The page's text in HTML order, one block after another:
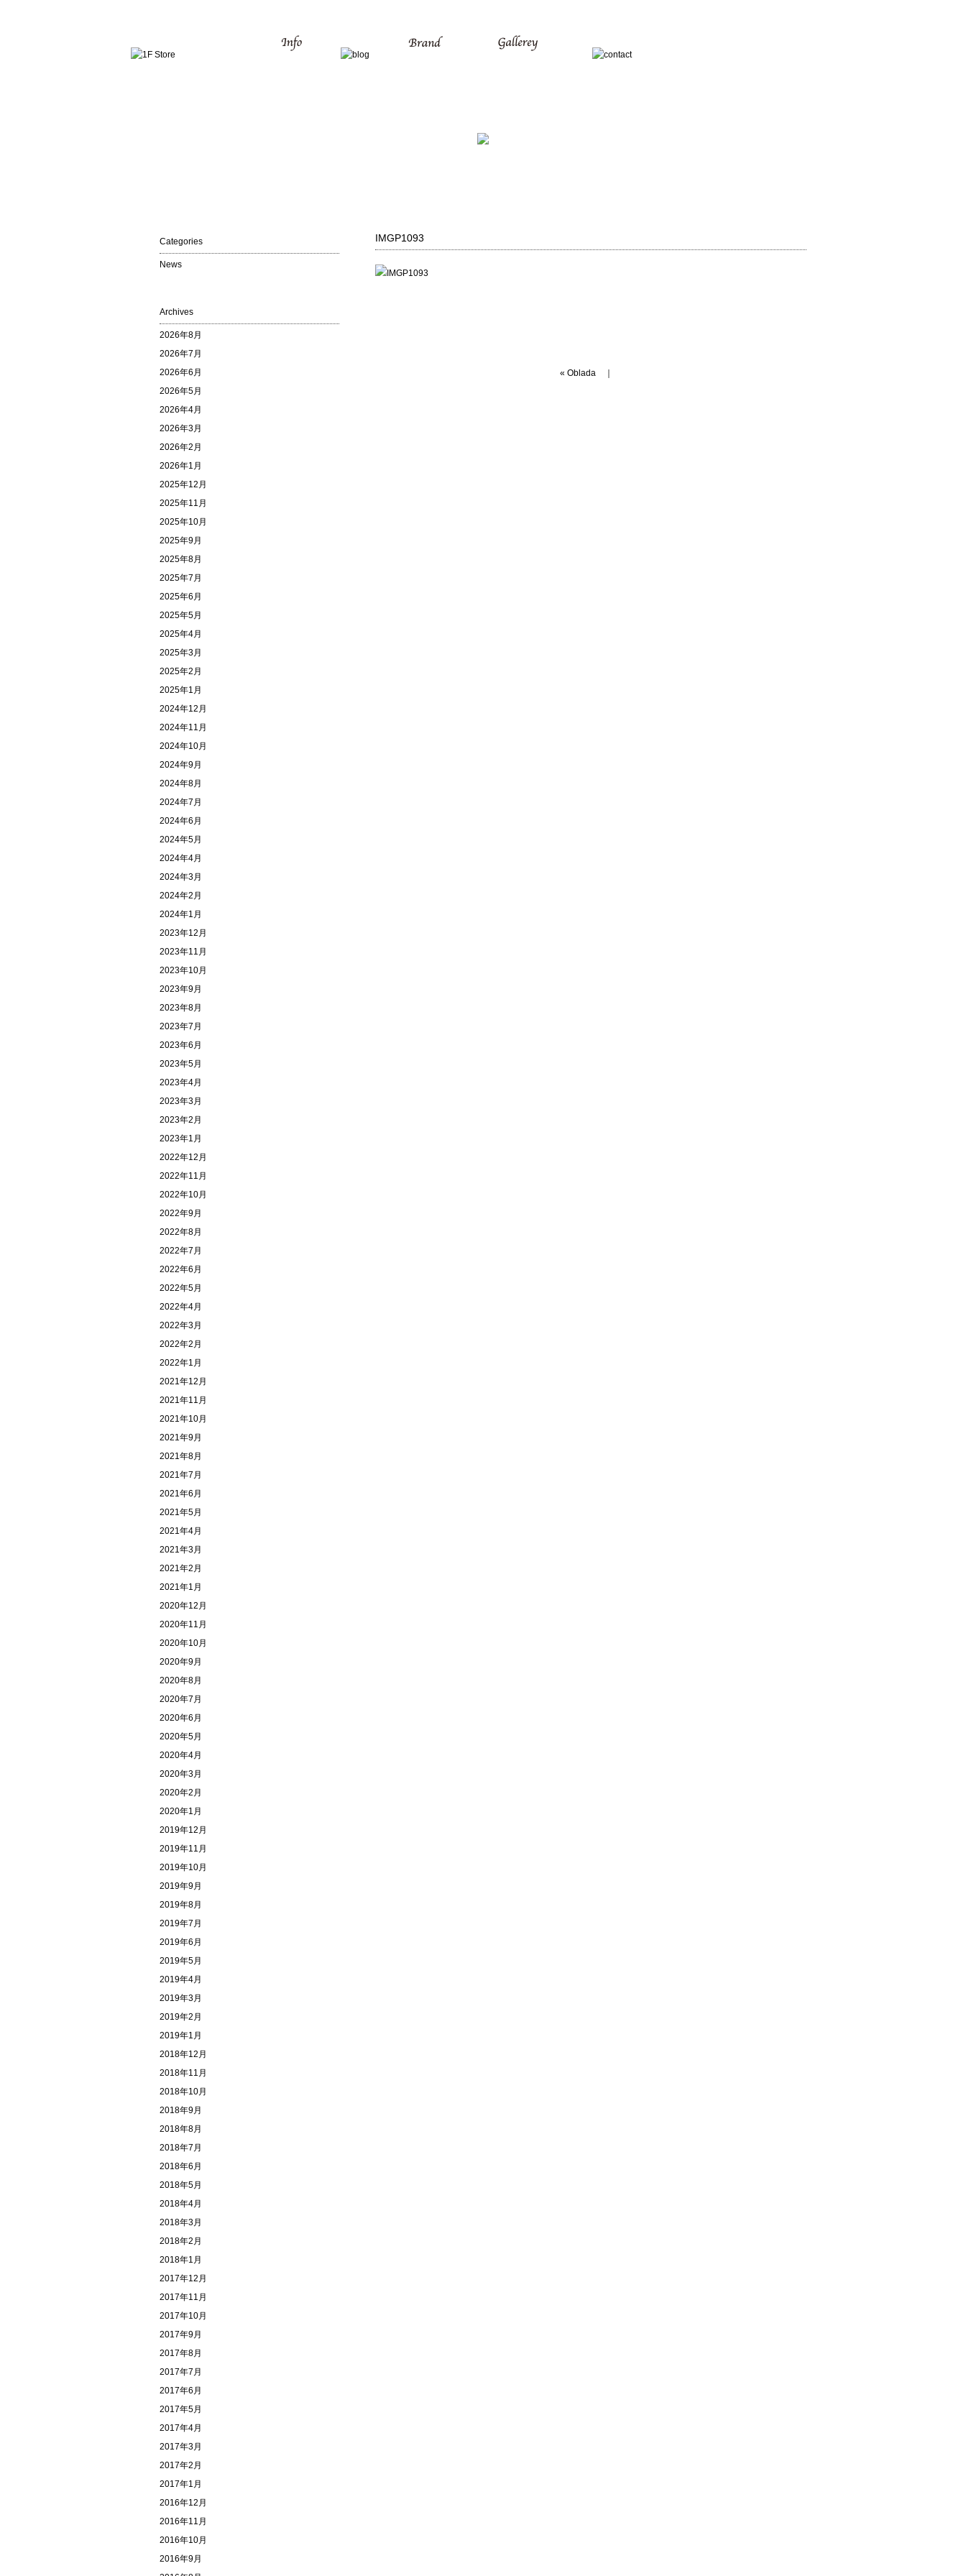
IMGP1093
« Oblada
Categories
News
Archives
2026年8月
2026年7月
2026年6月
2026年5月
2026年4月
2026年3月
2026年2月
2026年1月
2025年12月
2025年11月
2025年10月
2025年9月
2025年8月
2025年7月
2025年6月
2025年5月
2025年4月
2025年3月
2025年2月
2025年1月
2024年12月
2024年11月
2024年10月
2024年9月
2024年8月
2024年7月
2024年6月
2024年5月
2024年4月
2024年3月
2024年2月
2024年1月
2023年12月
2023年11月
2023年10月
2023年9月
2023年8月
2023年7月
2023年6月
2023年5月
2023年4月
2023年3月
2023年2月
2023年1月
2022年12月
2022年11月
2022年10月
2022年9月
2022年8月
2022年7月
2022年6月
2022年5月
2022年4月
2022年3月
2022年2月
2022年1月
2021年12月
2021年11月
2021年10月
2021年9月
2021年8月
2021年7月
2021年6月
2021年5月
2021年4月
2021年3月
2021年2月
2021年1月
2020年12月
2020年11月
2020年10月
2020年9月
2020年8月
2020年7月
2020年6月
2020年5月
2020年4月
2020年3月
2020年2月
2020年1月
2019年12月
2019年11月
2019年10月
2019年9月
2019年8月
2019年7月
2019年6月
2019年5月
2019年4月
2019年3月
2019年2月
2019年1月
2018年12月
2018年11月
2018年10月
2018年9月
2018年8月
2018年7月
2018年6月
2018年5月
2018年4月
2018年3月
2018年2月
2018年1月
2017年12月
2017年11月
2017年10月
2017年9月
2017年8月
2017年7月
2017年6月
2017年5月
2017年4月
2017年3月
2017年2月
2017年1月
2016年12月
2016年11月
2016年10月
2016年9月